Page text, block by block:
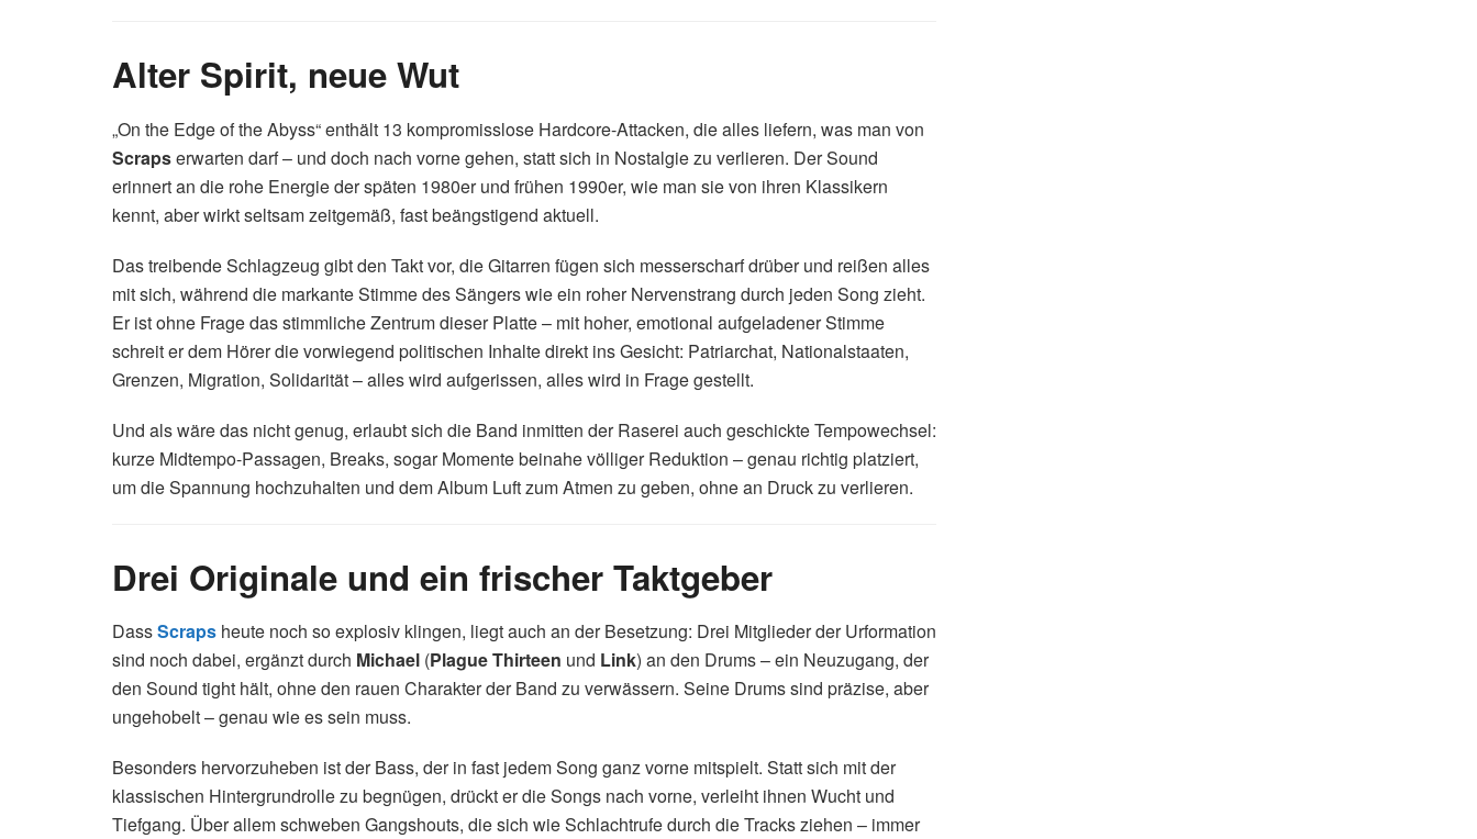
Alter Spirit, neue Wut
„On the Edge of the Abyss“ enthält 13 kompromisslose Hardcore-Attacken, die alles liefern, was man von
Scrapserwarten darf – und doch nach vorne gehen, statt sich in Nostalgie zu verlieren. Der Sound
erinnert an die rohe Energie der späten 1980er und frühen 1990er, wie man sie von ihren Klassikern
kennt, aber wirkt seltsam zeitgemäß, fast beängstigend aktuell.
Das treibende Schlagzeug gibt den Takt vor, die Gitarren fügen sich messerscharf drüber und reißen alles
mit sich, während die markante Stimme des Sängers wie ein roher Nervenstrang durch jeden Song zieht.
Er ist ohne Frage das stimmliche Zentrum dieser Platte – mit hoher, emotional aufgeladener Stimme
schreit er dem Hörer die vorwiegend politischen Inhalte direkt ins Gesicht: Patriarchat, Nationalstaaten,
Grenzen, Migration, Solidarität – alles wird aufgerissen, alles wird in Frage gestellt.
Und als wäre das nicht genug, erlaubt sich die Band inmitten der Raserei auch geschickte Tempowechsel:
kurze Midtempo-Passagen, Breaks, sogar Momente beinahe völliger Reduktion – genau richtig platziert,
um die Spannung hochzuhalten und dem Album Luft zum Atmen zu geben, ohne an Druck zu verlieren.
Drei Originale und ein frischer Taktgeber
DassScraps heute noch so explosiv klingen, liegt auch an der Besetzung: Drei Mitglieder der Urformation
sind noch dabei, ergänzt durch Michael (PlagueThirteen und Link) an den Drums – ein Neuzugang, der
den Sound tight hält, ohne den rauen Charakter der Band zu verwässern. Seine Drums sind präzise, aber
ungehobelt – genau wie es sein muss.
Besonders hervorzuheben ist der Bass, der in fast jedem Song ganz vorne mitspielt. Statt sich mit der
klassischen Hintergrundrolle zu begnügen, drückt er die Songs nach vorne, verleiht ihnen Wucht und
Tiefgang. Über allem schweben Gangshouts, die sich wie Schlachtrufe durch die Tracks ziehen – immer